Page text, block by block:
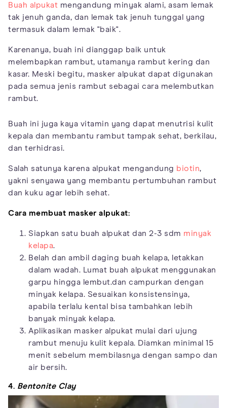
Buah alpukat mengandung minyak alami, asam lemak
tak jenuh ganda, dan lemak tak jenuh tunggal yang
termasuk dalam lemak "baik".
Karenanya, buah ini dianggap baik untuk
melembapkan rambut, utamanya rambut kering dan
kasar. Meski begitu, masker alpukat dapat digunakan
pada semua jenis rambut sebagai cara melembutkan
rambut.
Buah ini juga kaya vitamin yang dapat menutrisi kulit
kepala dan membantu rambut tampak sehat, berkilau,
dan terhidrasi.
Salah satunya karena alpukat mengandung biotin,
yakni senyawa yang membantu pertumbuhan rambut
dan kuku agar lebih sehat.
Cara membuat masker alpukat:
Siapkan satu buah alpukat dan 2-3 sdm minyak
kelapa.
Belah dan ambil daging buah kelapa, letakkan
dalam wadah. Lumat buah alpukat menggunakan
garpu hingga lembut.dan campurkan dengan
minyak kelapa. Sesuaikan konsistensinya,
apabila terlalu kental bisa tambahkan lebih
banyak minyak kelapa.
Aplikasikan masker alpukat mulai dari ujung
rambut menuju kulit kepala. Diamkan minimal 15
menit sebelum membilasnya dengan sampo dan
air bersih.
4. Bentonite Clay